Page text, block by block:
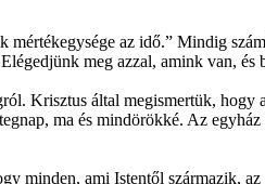
mértékegysége az idő.” Mindig
meg azzal, amink van,
Krisztus által megismertük,
ma és mindörökké. Az
minden, ami Istentől származik,